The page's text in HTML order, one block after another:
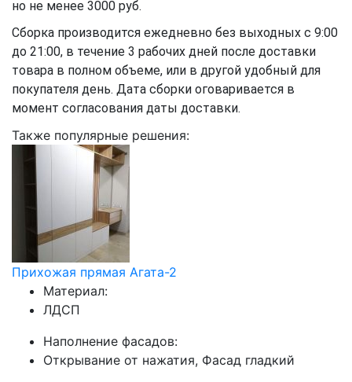
но не менее 3000 руб.
Сборка производится ежедневно без выходных с 9:00
до 21:00, в течение 3 рабочих дней после доставки
товара в полном объеме, или в другой удобный для
покупателя день. Дата сборки оговаривается в
момент согласования даты доставки.
Также популярные решения:
Прихожая прямая Агата-2
Материал:
ЛДСП
Наполнение фасадов:
Открывание от нажатия, Фасад гладкий